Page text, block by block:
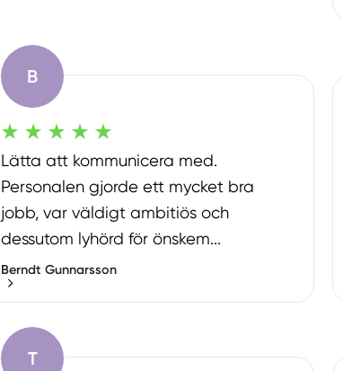
B
Lätta att kommunicera med.
Personalen gjorde ett mycket bra
jobb, var väldigt ambitiös och
dessutom lyhörd för önskem...
Berndt Gunnarsson
T